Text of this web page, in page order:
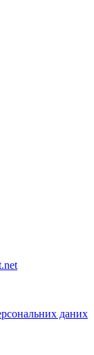
даних